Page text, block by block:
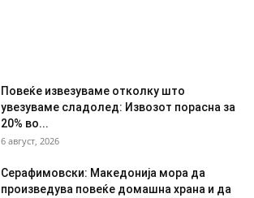
Повеќе извезуваме отколку што
увезуваме сладолед: Извозот порасна за
20% во...
6 август, 2026
Серафимовски: Македонија мора да
произведува повеќе домашна храна и да